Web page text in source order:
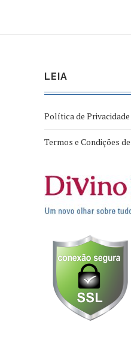
LEIA
Política de Privacidade
Termos e Condições